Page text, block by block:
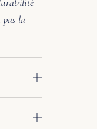
pas la
Si